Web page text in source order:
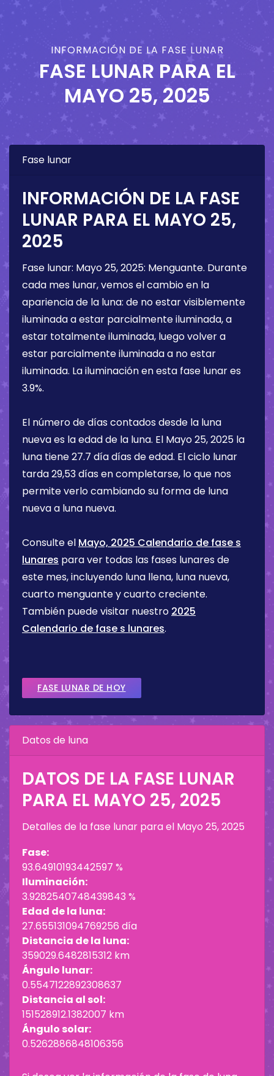
INFORMACIÓN DE LA FASE LUNAR
FASE LUNAR PARA EL
MAYO 25, 2025
Fase lunar
INFORMACIÓN DE LA FASE
LUNAR PARA EL MAYO 25,
2025
Fase lunar: Mayo 25, 2025: Menguante. Durante
cada mes lunar, vemos el cambio en la
apariencia de la luna: de no estar visiblemente
iluminada a estar parcialmente iluminada, a
estar totalmente iluminada, luego volver a
estar parcialmente iluminada a no estar
iluminada. La iluminación en esta fase lunar es
3.9%.
El número de días contados desde la luna
nueva es la edad de la luna. El Mayo 25, 2025 la
luna tiene27.7 díadías de edad. El ciclo lunar
tarda 29,53 días en completarse, lo que nos
permite verlo cambiando su forma de luna
nueva a luna nueva.
Consulte el Mayo, 2025 Calendario de fase s
lunares para ver todas las fases lunares de
este mes, incluyendo luna llena, luna nueva,
cuarto menguante y cuarto creciente.
También puede visitar nuestro 2025
Calendario de fase s lunares.
FASE LUNAR DE HOY
Datos de luna
DATOS DE LA FASE LUNAR
PARA EL MAYO 25, 2025
Detalles de la fase lunar para el Mayo 25, 2025
Fase:
93.64910193442597 %
Iluminación:
3.9282540748439843 %
Edad de la luna:
27.655131094769256 día
Distancia de la luna:
359029.6482815312 km
Ángulo lunar:
0.5547122892308637
Distancia al sol:
151528912.1382007 km
Ángulo solar:
0.5262886848106356